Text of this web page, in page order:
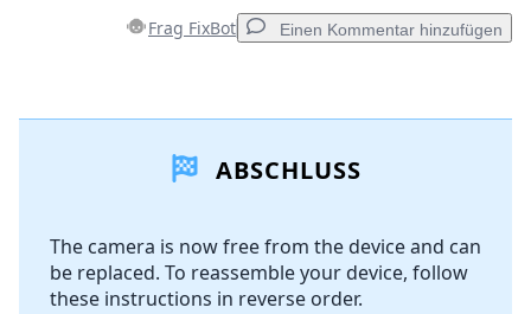
Frag FixBot Einen Kommentar hinzufügen
Kommentar hinzufügen
Abbrechen Kommentieren
ABSCHLUSS
The camera is now free from the device and can
be replaced. To reassemble your device, follow
these instructions in reverse order.